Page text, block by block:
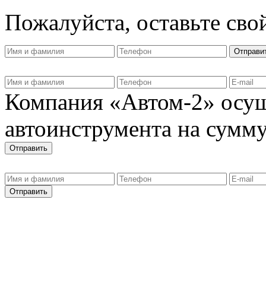
Пожалуйста, оставьте
Компания «Автом-2»
автоинструмента на